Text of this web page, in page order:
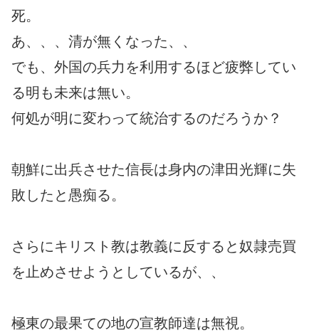
死。
あ、、、清が無くなった、、
でも、外国の兵力を利用するほど疲弊してい
る明も未来は無い。
何処が明に変わって統治するのだろうか？
朝鮮に出兵させた信長は身内の津田光輝に失
敗したと愚痴る。
さらにキリスト教は教義に反すると奴隷売買
を止めさせようとしているが、、
極東の最果ての地の宣教師達は無視。